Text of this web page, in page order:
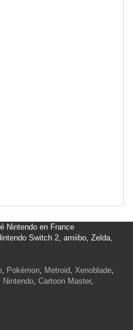
Nintendo en France
Switch 2, amiibo, Zelda,
, Pokémon, Metroid, Xenoblade,
Nintendo, Cartoon Master,